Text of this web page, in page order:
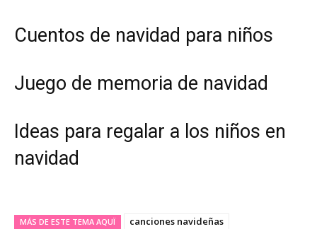
Cuentos de navidad para niños
Juego de memoria de navidad
Ideas para regalar a los niños en
navidad
MÁS DE ESTE TEMA AQUÏ
canciones navideñas